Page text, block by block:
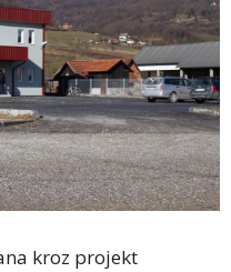
kroz projekt